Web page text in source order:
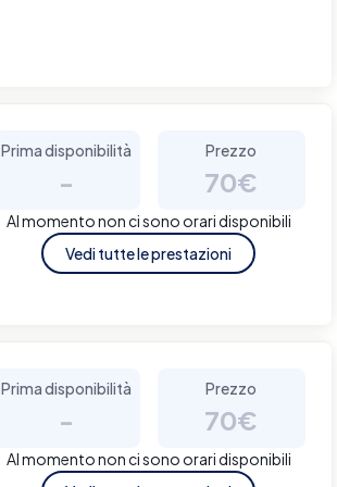
Prima disponibilità
-
Prezzo
70€
Al momento non ci sono orari disponibili
Vedi tutte le prestazioni
Prima disponibilità
-
Prezzo
70€
Al momento non ci sono orari disponibili